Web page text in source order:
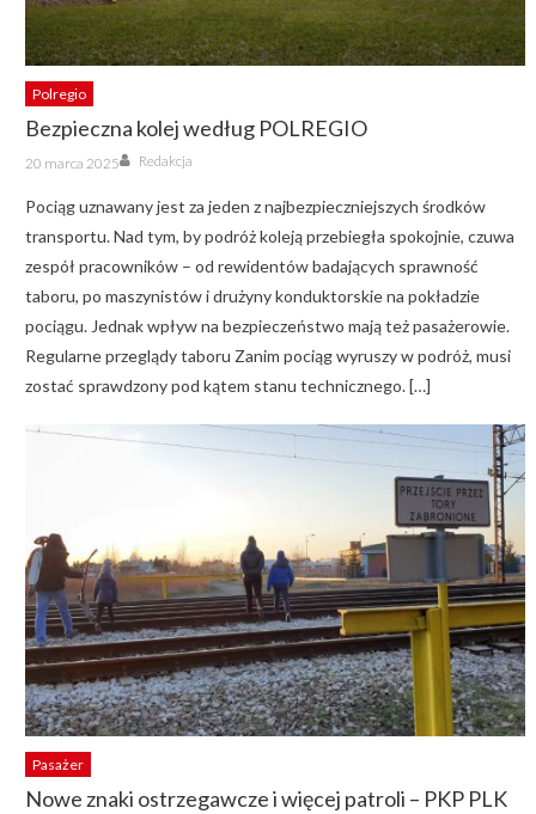
Polregio
Bezpieczna kolej według POLREGIO
Posted
on
20 marca 2025 Author
Redakcja
Pociąg uznawany jest za jeden z najbezpieczniejszych środków
transportu. Nad tym, by podróż koleją przebiegła spokojnie, czuwa
zespół pracowników – od rewidentów badających sprawność
taboru, po maszynistów i drużyny konduktorskie na pokładzie
pociągu. Jednak wpływ na bezpieczeństwo mają też pasażerowie.
Regularne przeglądy taboru Zanim pociąg wyruszy w podróż, musi
zostać sprawdzony pod kątem stanu technicznego. […]
Pasażer
Nowe znaki ostrzegawcze i więcej patroli – PKP PLK